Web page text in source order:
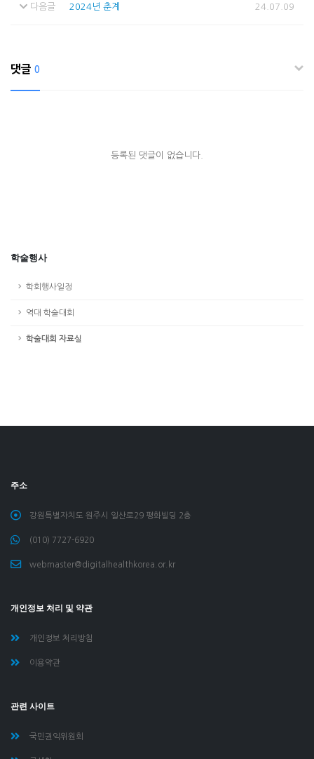
학술행사
학회행사일정
역대 학술대회
학술대회 자료실
다음글 2024년 춘계 24.07.09
댓글 0
등록된 댓글이 없습니다.
주소
강원특별자치도 원주시 일산로29 평화빌딩 2층
(010) 7727-6920
webmaster@digitalhealthkorea.or.kr
개인정보 처리 및 약관
개인정보 처리방침
이용약관
관련 사이트
국민권익위원회